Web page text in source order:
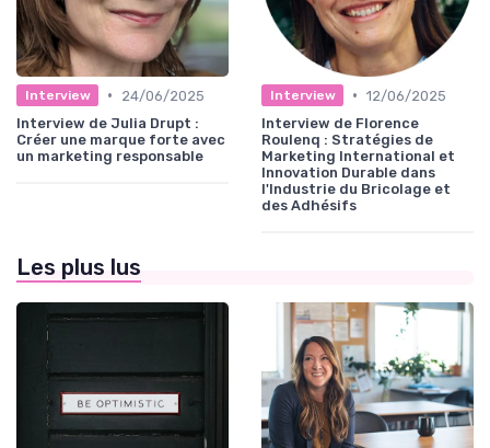
Interview •
24/06/2025
Interview de Julia Drupt :
Créer une marque forte avec
un marketing responsable
Interview • 12/06/2025
Interview de Florence
Roulenq : Stratégies de
Marketing International et
Innovation Durable dans
l'Industrie du Bricolage et
des Adhésifs
Les plus lus